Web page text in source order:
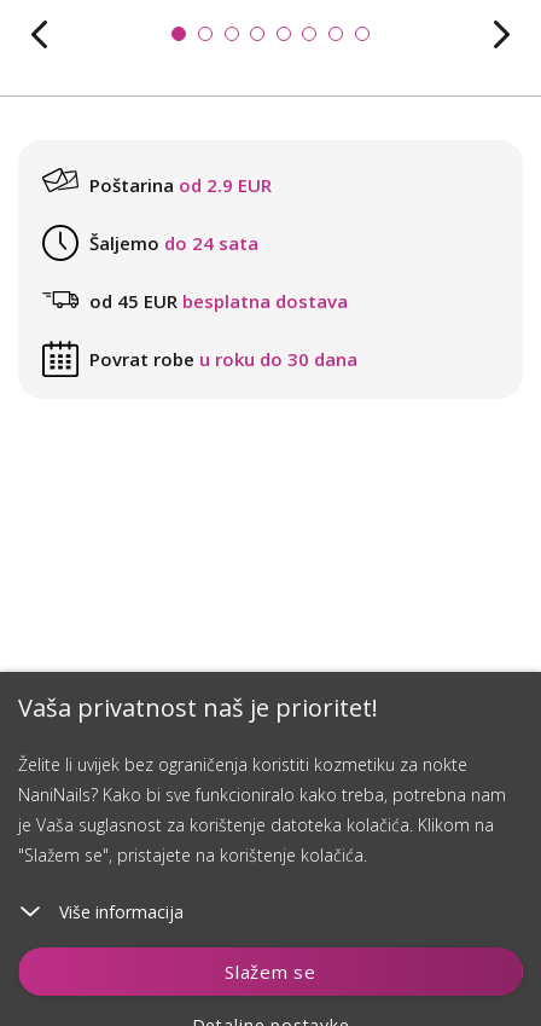
Vaša privatnost naš je prioritet!
Želite li uvijek bez ograničenja koristiti kozmetiku za nokte
NaniNails? Kako bi sve funkcioniralo kako treba, potrebna nam
je Vaša suglasnost za korištenje datoteka kolačića. Klikom na
"Slažem se", pristajete na korištenje kolačića.
Više informacija
Slažem se
Dodaj u košaricu
Poštarina od 2.9 EUR
Šaljemo do 24 sata
od 45 EUR besplatna dostava
Povrat robe u roku do 30 dana